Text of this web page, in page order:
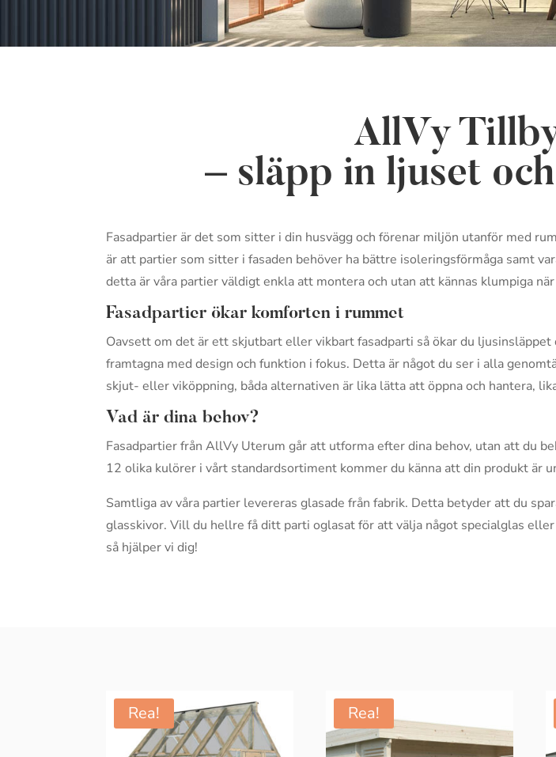
AllVy
– släpp in ljuset
Fasadpartier är det som sitter i din husvägg och förenar miljön utanför med
är att partier som sitter i fasaden behöver ha bättre isoleringsförmåga samt
detta är våra partier väldigt enkla att montera och utan att kännas klumpiga
Fasadpartier ökar komforten i rummet
Oavsett om det är ett skjutbart eller vikbart fasadparti så ökar du
framtagna med design och funktion i fokus. Detta är något du ser i alla
skjut- eller viköppning, båda alternativen är lika lätta att öppna och hantera,
Vad är dina behov?
Fasadpartier från AllVy Uterum går att utforma efter dina behov, utan att du
12 olika kulörer i vårt standardsortiment kommer du känna att din produkt är
Samtliga av våra partier levereras glasade från fabrik. Detta betyder att du
glasskivor. Vill du hellre få ditt parti oglasat för att välja något specialglas
så hjälper vi dig!
Rea! Rea!